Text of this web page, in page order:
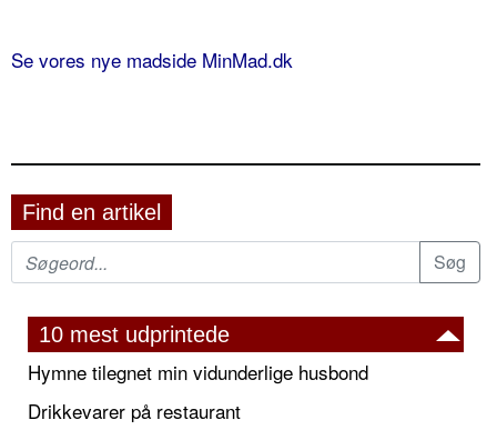
Se vores nye madside MinMad.dk
Find en artikel
10 mest udprintede
Hymne tilegnet min vidunderlige husbond
Drikkevarer på restaurant